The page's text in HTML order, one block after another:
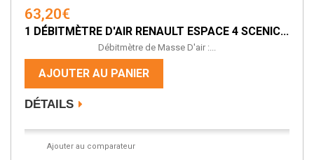
63,20€
1 DÉBITMÈTRE D'AIR RENAULT ESPACE 4 SCENIC...
Débitmètre de Masse D'air :...
AJOUTER AU PANIER
DÉTAILS
Ajouter au comparateur